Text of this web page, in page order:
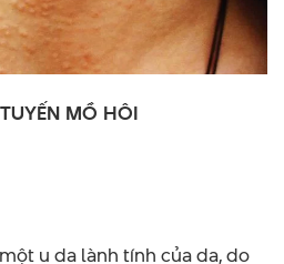
MỒ HÔI
u da lành tính của da, do